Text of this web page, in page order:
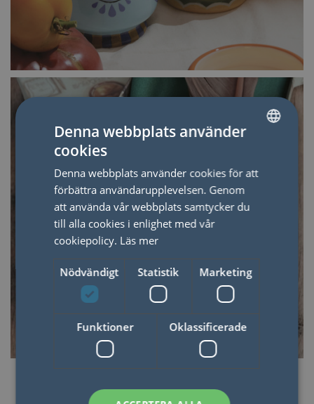
KUNDFAVORITER
Bästsäljare
ENGLISH
Denna webbplats använder
cookies
Denna webbplats använder cookies för att
förbättra användarupplevelsen. Genom
att använda vår webbplats samtycker du
till alla cookies i enlighet med vår
cookiepolicy. Läs mer
Nödvändigt Statistik Marketing
Funktioner Oklassificerade